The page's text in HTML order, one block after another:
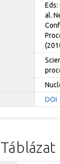
Eds:
al.
DOI